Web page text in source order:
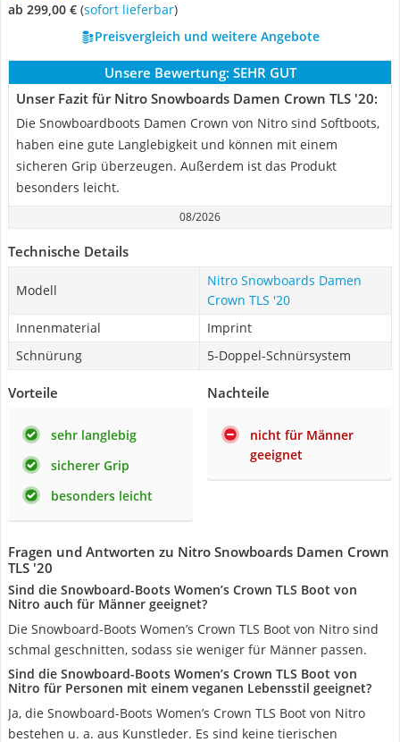
ab 299,00 € ( Sofort lieferbar)
Preisvergleich und weitere Angebote
Unsere Bewertung: SEHR GUT
Unser Fazit für Nitro Snowboards Damen Crown TLS '20:
Die Snowboardboots Damen Crown von Nitro sind Softboots,
haben eine gute Langlebigkeit und können mit einem
sicheren Grip überzeugen. Außerdem ist das Produkt
besonders leicht.
08/2026
Technische Details
Modell
Nitro Snowboards Damen
Crown TLS '20
Innenmaterial
Imprint
Schnürung
5-Doppel-Schnürsystem
Vorteile
sehr langlebig
sicherer Grip
besonders leicht
Nachteile
nicht für Männer
geeignet
Fragen und Antworten zu Nitro Snowboards Damen Crown
TLS '20
Sind die Snowboard-Boots Women’s Crown TLS Boot von
Nitro auch für Männer geeignet?
Die Snowboard-Boots Women’s Crown TLS Boot von Nitro sind
schmal geschnitten, sodass sie weniger für Männer passen.
Sind die Snowboard-Boots Women’s Crown TLS Boot von
Nitro für Personen mit einem veganen Lebensstil geeignet?
Ja, die Snowboard-Boots Women’s Crown TLS Boot von Nitro
bestehen u. a. aus Kunstleder. Es sind keine tierischen